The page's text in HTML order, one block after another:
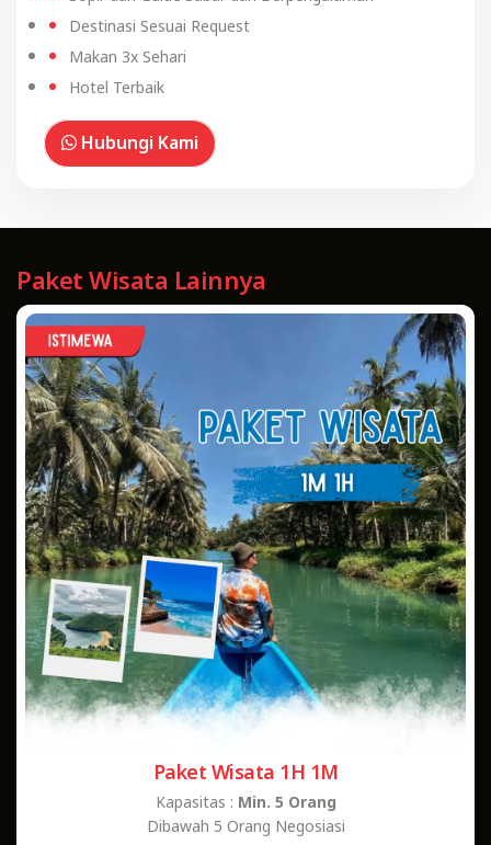
Destinasi Sesuai Request
Makan 3x Sehari
Hotel Terbaik
Hubungi Kami
Paket Wisata Lainnya
Paket Wisata 1H 1M
Kapasitas : Min. 5 Orang
Dibawah 5 Orang Negosiasi